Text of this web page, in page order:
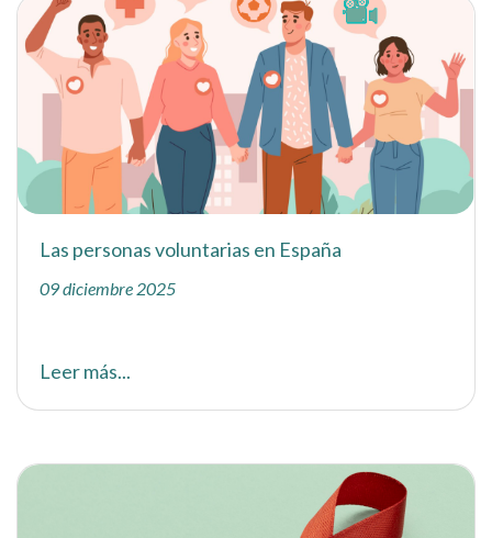
Las personas voluntarias en España
09 diciembre 2025
Leer más...